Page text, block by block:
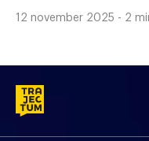
12 november 2025 - 2